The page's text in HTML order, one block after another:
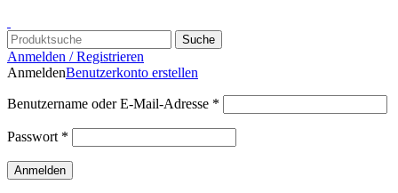
Suche
Anmelden / Registrieren
AnmeldenBenutzerkonto erstellen
Benutzername oder E-Mail-Adresse *
Passwort *
Anmelden